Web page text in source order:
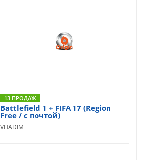
13 ПРОДАЖ
Battlefield 1 + FIFA 17 (Region
Free / с почтой)
VHADIM